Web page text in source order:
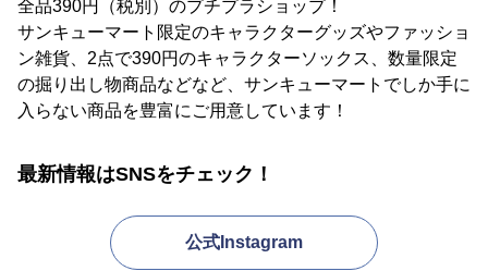
全品390円（税別）のプチプラショップ！
サンキューマート限定のキャラクターグッズやファッショ
ン雑貨、2点で390円のキャラクターソックス、数量限定
の掘り出し物商品などなど、サンキューマートでしか手に
入らない商品を豊富にご用意しています！
最新情報はSNSをチェック！
公式Instagram